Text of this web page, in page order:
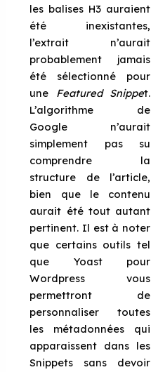
les balises H3 auraient
été inexistantes,
l’extrait n’aurait
probablement jamais
été sélectionné pour
une Featured Snippet.
L’algorithme de
Google n’aurait
simplement pas su
comprendre la
structure de l’article,
bien que le contenu
aurait été tout autant
pertinent. Il est à noter
que certains outils tel
que Yoast pour
Wordpress vous
permettront de
personnaliser toutes
les métadonnées qui
apparaissent dans les
Snippets sans devoir